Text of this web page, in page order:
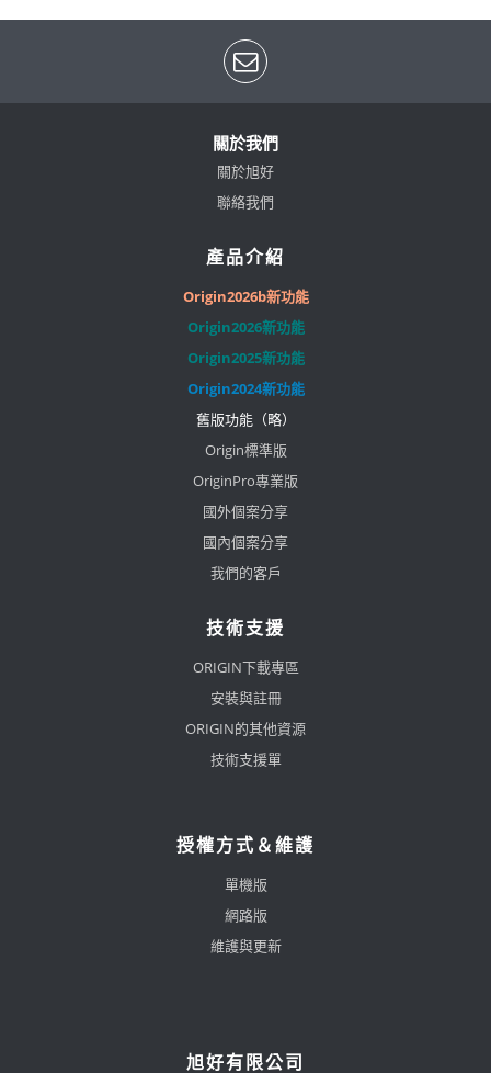
關於我們
關於旭好
聯絡我們
產品介紹
Origin2026b新功能
Origin2026新功能
Origin2025新功能
Origin2024新功能
舊版功能（略）
Origin標準版
OriginPro專業版
國外個案分享
國內個案分享
我們的客戶
技術支援
ORIGIN下載專區
安裝與註冊
ORIGIN的其他資源
技術支援單
授權方式＆維護
單機版
網路版
維護與更新
旭好有限公司